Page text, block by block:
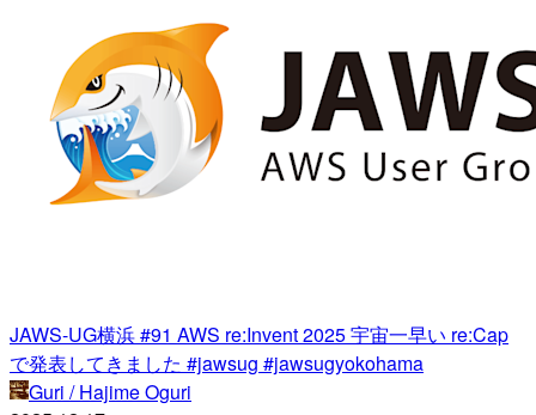
JAWS-UG横浜 #91 AWS re:Invent 2025 宇宙一早い re:Cap
で発表してきました #jawsug #jawsugyokohama
Guri / Hajime Oguri